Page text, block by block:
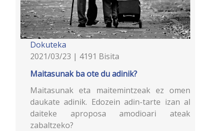
Dokuteka
2021/03/23 | 4191 Bisita
Maitasunak ba ote du adinik?
Maitasunak eta maitemintzeak ez omen
daukate adinik. Edozein adin-tarte izan al
daiteke aproposa amodioari ateak
zabaltzeko?